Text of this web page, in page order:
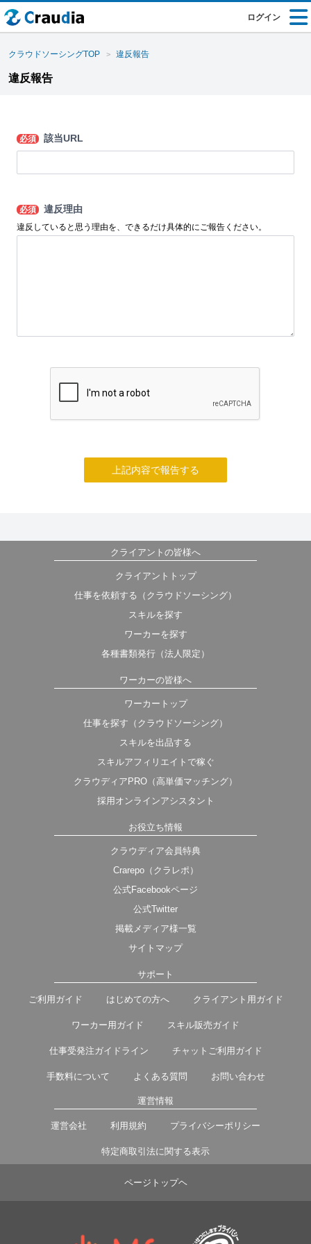
ログイン
クラウドソーシングTOP 違反報告
違反報告
必須 該当URL
必須 違反理由
違反していると思う理由を、できるだけ具体的にご報告ください。
上記内容で報告する
クライアントの皆様へ
クライアントトップ
仕事を依頼する（クラウドソーシング）
スキルを探す
ワーカーを探す
各種書類発行（法人限定）
ワーカーの皆様へ
ワーカートップ
仕事を探す（クラウドソーシング）
スキルを出品する
スキルアフィリエイトで稼ぐ
クラウディアPRO（高単価マッチング）
採用オンラインアシスタント
お役立ち情報
クラウディア会員特典
Crarepo（クラレポ）
公式Facebookページ
公式Twitter
掲載メディア様一覧
サイトマップ
サポート
ご利用ガイド はじめての方へ クライアント用ガイド
ワーカー用ガイド スキル販売ガイド
仕事受発注ガイドライン チャットご利用ガイド
手数料について よくある質問 お問い合わせ
運営情報
運営会社 利用規約 プライバシーポリシー
特定商取引法に関する表示
ページトップヘ